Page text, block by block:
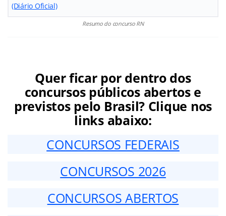
(Diário Oficial)
Resumo do concurso RN
Quer ficar por dentro dos
concursos públicos abertos e
previstos pelo Brasil? Clique nos
links abaixo:
CONCURSOS FEDERAIS
CONCURSOS 2026
CONCURSOS ABERTOS